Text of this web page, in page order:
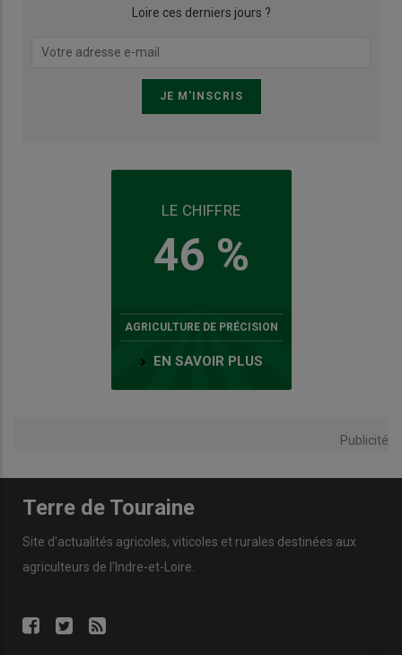
Loire ces derniers jours ?
LE CHIFFRE
46 %
AGRICULTURE DE PRÉCISION
EN SAVOIR PLUS
Publicité
Terre de Touraine
Site d'actualités agricoles, viticoles et rurales destinées aux
agriculteurs de l'Indre-et-Loire.